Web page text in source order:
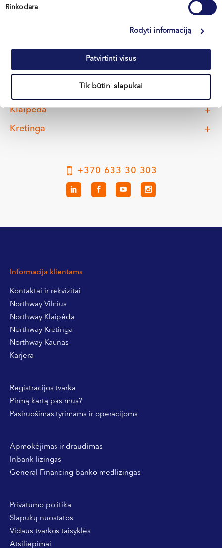
Rinkodara
Rodyti informaciją
Patvirtinti visus
Tik būtini slapukai
Vilnius
Klaipėda
Kretinga
+370 633 30 303
Informacija klientams
Kontaktai ir rekvizitai
Northway Vilnius
Northway Klaipėda
Northway Kretinga
Northway Kaunas
Karjera
Registracijos tvarka
Pirmą kartą pas mus?
Pasiruošimas tyrimams ir operacijoms
Apmokėjimas ir draudimas
Inbank lizingas
General Financing banko medlizingas
Privatumo politika
Slapukų nuostatos
Vidaus tvarkos taisyklės
Atsiliepimai